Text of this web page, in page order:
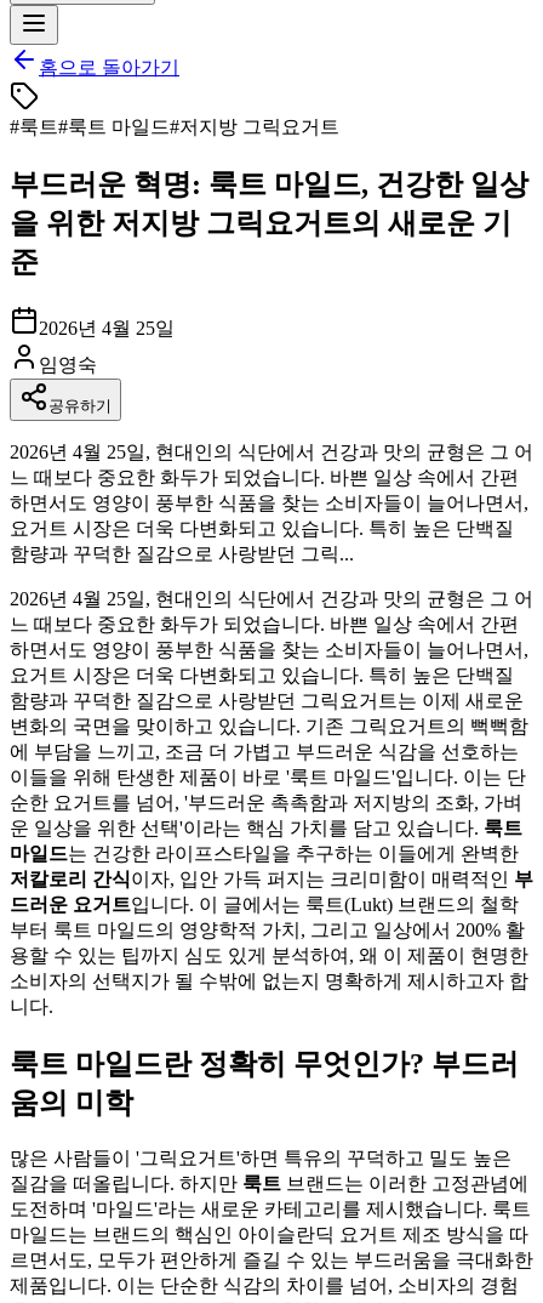
홈으로 돌아가기
#룩트#룩트 마일드#저지방 그릭요거트
부드러운 혁명: 룩트 마일드, 건강한 일상
을 위한 저지방 그릭요거트의 새로운 기
준
2026년 4월 25일
임영숙
공유하기
2026년 4월 25일, 현대인의 식단에서 건강과 맛의 균형은 그 어
느 때보다 중요한 화두가 되었습니다. 바쁜 일상 속에서 간편
하면서도 영양이 풍부한 식품을 찾는 소비자들이 늘어나면서,
요거트 시장은 더욱 다변화되고 있습니다. 특히 높은 단백질
함량과 꾸덕한 질감으로 사랑받던 그릭...
2026년 4월 25일, 현대인의 식단에서 건강과 맛의 균형은 그 어
느 때보다 중요한 화두가 되었습니다. 바쁜 일상 속에서 간편
하면서도 영양이 풍부한 식품을 찾는 소비자들이 늘어나면서,
요거트 시장은 더욱 다변화되고 있습니다. 특히 높은 단백질
함량과 꾸덕한 질감으로 사랑받던 그릭요거트는 이제 새로운
변화의 국면을 맞이하고 있습니다. 기존 그릭요거트의 뻑뻑함
에 부담을 느끼고, 조금 더 가볍고 부드러운 식감을 선호하는
이들을 위해 탄생한 제품이 바로 '룩트 마일드'입니다. 이는 단
순한 요거트를 넘어, '부드러운 촉촉함과 저지방의 조화, 가벼
운 일상을 위한 선택'이라는 핵심 가치를 담고 있습니다. 룩트
마일드는 건강한 라이프스타일을 추구하는 이들에게 완벽한
저칼로리 간식이자, 입안 가득 퍼지는 크리미함이 매력적인 부
드러운 요거트입니다. 이 글에서는 룩트(Lukt) 브랜드의 철학
부터 룩트 마일드의 영양학적 가치, 그리고 일상에서 200% 활
용할 수 있는 팁까지 심도 있게 분석하여, 왜 이 제품이 현명한
소비자의 선택지가 될 수밖에 없는지 명확하게 제시하고자 합
니다.
룩트 마일드란 정확히 무엇인가? 부드러
움의 미학
많은 사람들이 '그릭요거트'하면 특유의 꾸덕하고 밀도 높은
질감을 떠올립니다. 하지만 룩트 브랜드는 이러한 고정관념에
도전하며 '마일드'라는 새로운 카테고리를 제시했습니다. 룩트
마일드는 브랜드의 핵심인 아이슬란딕 요거트 제조 방식을 따
르면서도, 모두가 편안하게 즐길 수 있는 부드러움을 극대화한
제품입니다. 이는 단순한 식감의 차이를 넘어, 소비자의 경험